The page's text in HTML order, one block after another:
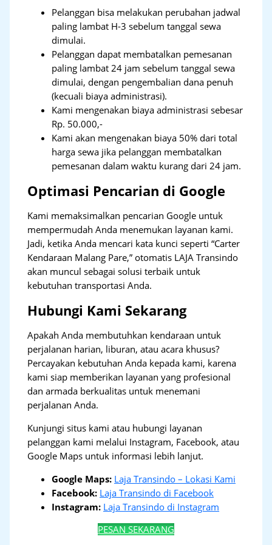
Pelanggan bisa melakukan perubahan jadwal
paling lambat H-3 sebelum tanggal sewa
dimulai.
Pelanggan dapat membatalkan pemesanan
paling lambat 24 jam sebelum tanggal sewa
dimulai, dengan pengembalian dana penuh
(kecuali biaya administrasi).
Kami mengenakan biaya administrasi sebesar
Rp. 50.000,-
Kami akan mengenakan biaya 50% dari total
harga sewa jika pelanggan membatalkan
pemesanan dalam waktu kurang dari 24 jam.
Optimasi Pencarian di Google
Kami memaksimalkan pencarian Google untuk
mempermudah Anda menemukan layanan kami.
Jadi, ketika Anda mencari kata kunci seperti “Carter
Kendaraan Malang Pare,” otomatis LAJA Transindo
akan muncul sebagai solusi terbaik untuk
kebutuhan transportasi Anda.
Hubungi Kami Sekarang
Apakah Anda membutuhkan kendaraan untuk
perjalanan harian, liburan, atau acara khusus?
Percayakan kebutuhan Anda kepada kami, karena
kami siap memberikan layanan yang profesional
dan armada berkualitas untuk menemani
perjalanan Anda.
Kunjungi situs kami atau hubungi layanan
pelanggan kami melalui Instagram, Facebook, atau
Google Maps untuk informasi lebih lanjut.
Google Maps: Laja Transindo – Lokasi Kami
Facebook: Laja Transindo di Facebook
Instagram: Laja Transindo di Instagram
PESAN SEKARANG